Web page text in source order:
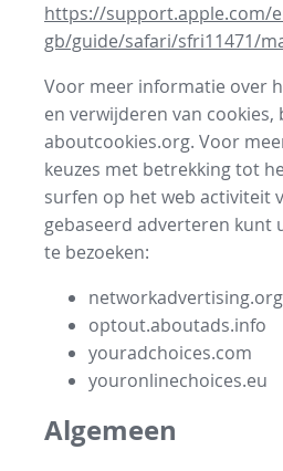
https://support.apple.com/
gb/guide/safari/sfri11471/
Voor meer informatie over
en verwijderen van cookies,
aboutcookies.org. Voor
keuzes met betrekking tot
surfen op het web activiteit
gebaseerd adverteren kunt
te bezoeken:
networkadvertising.org
optout.aboutads.info
youradchoices.com
youronlinechoices.eu
Algemeen